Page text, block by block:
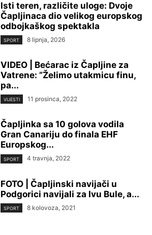
Isti teren, različite uloge: Dvoje
Čapljinaca dio velikog europskog
odbojkaškog spektakla
SPORT 8 lipnja, 2026
VIDEO | Bećarac iz Čapljine za
Vatrene: ”Želimo utakmicu finu,
pa...
VIJESTI 11 prosinca, 2022
Čapljinka sa 10 golova vodila
Gran Canariju do finala EHF
Europskog...
SPORT 4 travnja, 2022
FOTO | Čapljinski navijači u
Podgorici navijali za Ivu Bule, a...
SPORT 8 kolovoza, 2021